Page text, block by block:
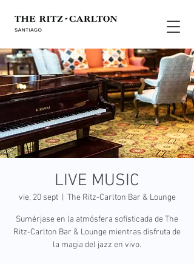
LIVE MUSIC
vie, 20 sept
  |
The Ritz-Carlton Bar & Lounge
Sumérjase en la atmósfera sofisticada de The
Ritz-Carlton Bar & Lounge mientras disfruta de
la magia del jazz en vivo.